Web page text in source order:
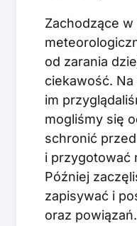
Zachodzące
od zarania
ciekawość.
im
mogliśmy się
schronić
i przygotować
Później
zapisywać i
oraz